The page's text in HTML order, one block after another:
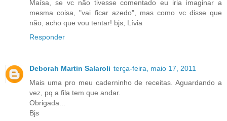
Maísa, se vc não tivesse comentado eu iria imaginar a
mesma coisa, "vai ficar azedo", mas como vc disse que
não, acho que vou tentar! bjs, Lívia
Responder
Deborah Martin Salaroli terça-feira, maio 17, 2011
Mais uma pro meu caderninho de receitas. Aguardando a
vez, pq a fila tem que andar.
Obrigada...
Bjs